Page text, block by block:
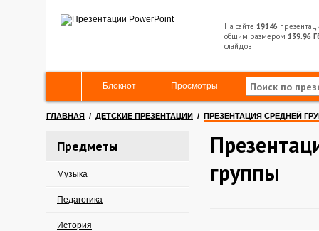
На сайте 19146
общим размером 139.96
слайдов
Блокнот Просмотры
ГЛАВНАЯ / ДЕТСКИЕ ПРЕЗЕНТАЦИИ / ПРЕЗЕНТАЦИЯ СРЕДНЕЙ
Предметы
Музыка
Педагогика
История
группы